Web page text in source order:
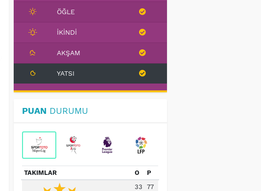
ÖĞLE
İKINDI
AKŞAM
YATSI
PUAN DURUMU
TAKIMLAR O P
33 77